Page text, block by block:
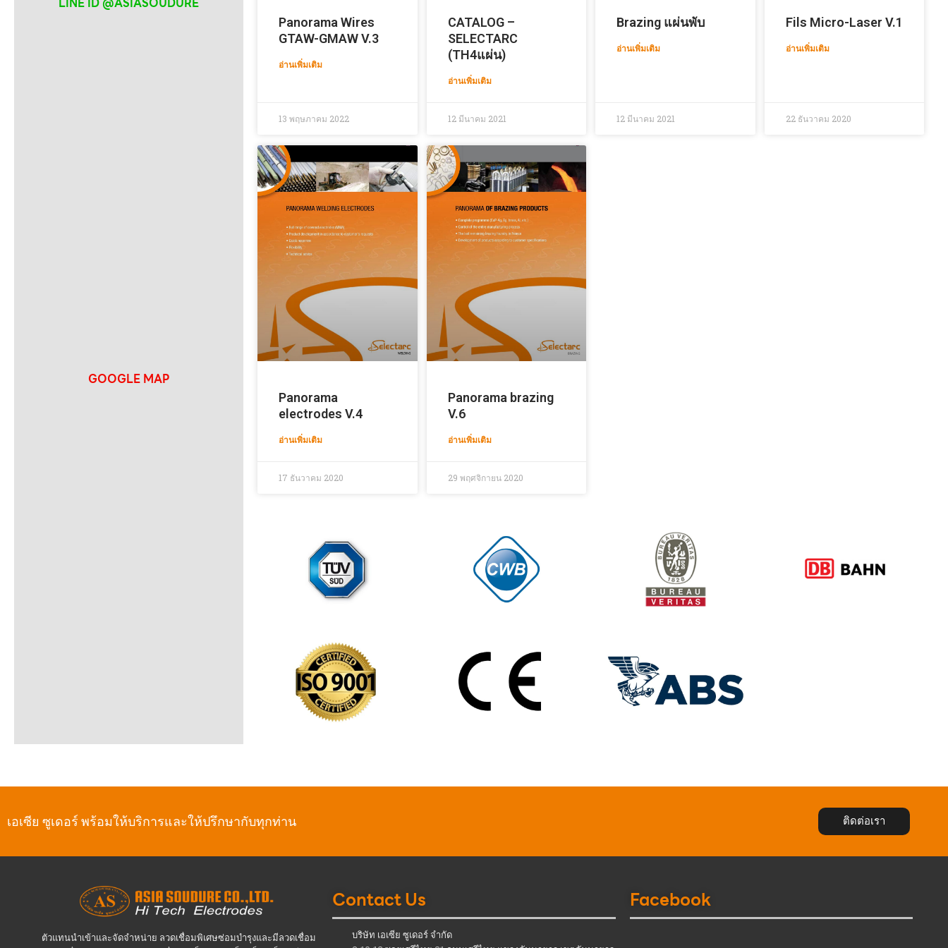
GOOGLE MAP
Panorama Wires
GTAW-GMAW V.3
อ่านเพิ่มเติม
13 พฤษภาคม 2022
CATALOG –
SELECTARC
(TH4แผ่น)
อ่านเพิ่มเติม
12 มีนาคม 2021
Brazing แผ่นพับ
อ่านเพิ่มเติม
12 มีนาคม 2021
Fils Micro-Laser V.1
อ่านเพิ่มเติม
22 ธันวาคม 2020
Panorama
electrodes V.4
อ่านเพิ่มเติม
17 ธันวาคม 2020
Panorama brazing
V.6
อ่านเพิ่มเติม
29 พฤศจิกายน 2020
เอเซีย ซูเดอร์ พร้อมให้บริการและให้ปรึกษากับทุกท่าน ติดต่อเรา
ตัวแทนนำเข้าและจัดจำหน่าย ลวดเชื่อมพิเศษซ่อมบำรุงและมีลวดเชื่อม
Contact Us
บริษัท เอเซีย ซูเดอร์ จำกัด
Facebook